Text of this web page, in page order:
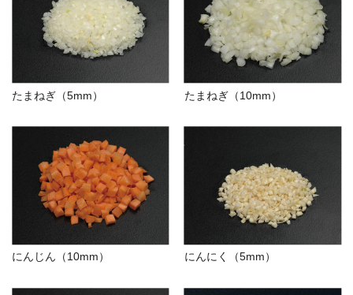
たまねぎ（5mm） たまねぎ（10mm）
にんじん（10mm） にんにく（5mm）